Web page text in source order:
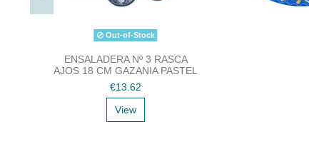
Out-of-Stock
ENSALADERA Nº 3 RASCA
AJOS 18 CM GAZANIA PASTEL
€13.62
View